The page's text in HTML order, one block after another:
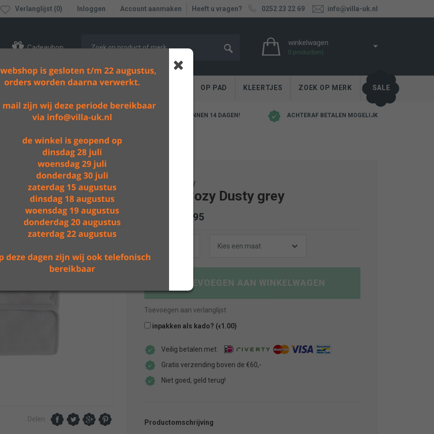
Heeft u vragen? 0252 23 22 69 info@villa-uk.nl
Verlanglijst (0) Inloggen Account aanmaken
winkelwagen
0 product(en)
Cadeaubon
IN BAD / VERZORGEN ETEN, SPELEN, BOX OP PAD KLEERTJES ZOEK OP MERK SALE
GRATIS VERZENDING BOVEN DE
RETOUR BINNEN 14 DAGEN! ACHTERAF BETALEN MOGELIJK
Delen
Baby's Only
Deken Cozy Dusty grey
24.95
aantal
Kies een maat
TOEVOEGEN AAN WINKELWAGEN
Toevoegen aan verlanglijst
inpakken als kado? (€1.00)
Veilig betalen met:
Gratis verzending boven de €60,-
Niet goed, geld terug!
Productomschrijving